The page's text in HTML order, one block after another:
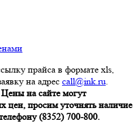
прайса в формате xls,
на адрес call@ink.ru.
на сайте могут
цен, просим уточнять наличие
(8352) 700-800.